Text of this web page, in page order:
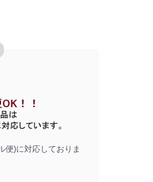
便)に対応しておりま